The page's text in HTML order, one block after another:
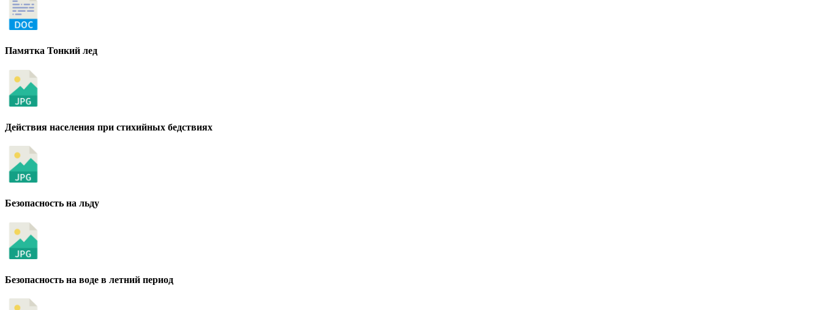
Памятка Тонкий лед
Действия населения при стихийных бедствиях
Безопасность на льду
Безопасность на воде в летний период